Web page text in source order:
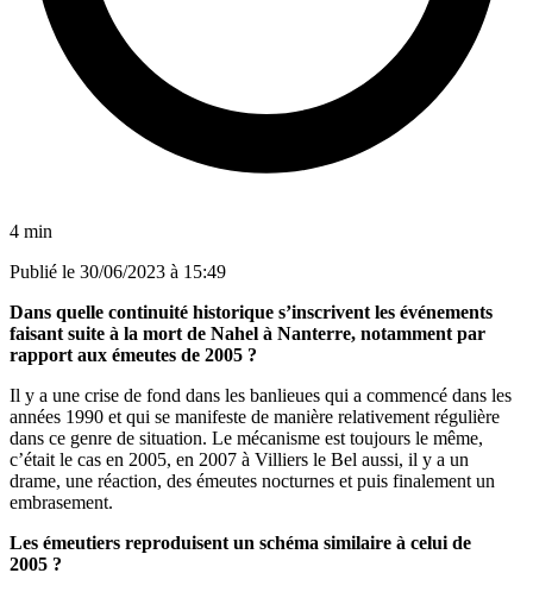
4 min
Publié le 30/06/2023 à 15:49
Dans quelle continuité historique s’inscrivent les événements
faisant suite à la mort de Nahel à Nanterre, notamment par
rapport aux émeutes de 2005 ?
Il y a une crise de fond dans les banlieues qui a commencé dans les
années 1990 et qui se manifeste de manière relativement régulière
dans ce genre de situation. Le mécanisme est toujours le même,
c’était le cas en 2005, en 2007 à Villiers le Bel aussi, il y a un
drame, une réaction, des émeutes nocturnes et puis finalement un
embrasement.
Les émeutiers reproduisent un schéma similaire à celui de
2005 ?